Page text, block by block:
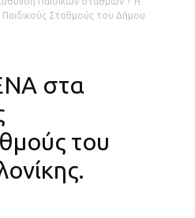
Σταθμούς του Δήμου
στα
του